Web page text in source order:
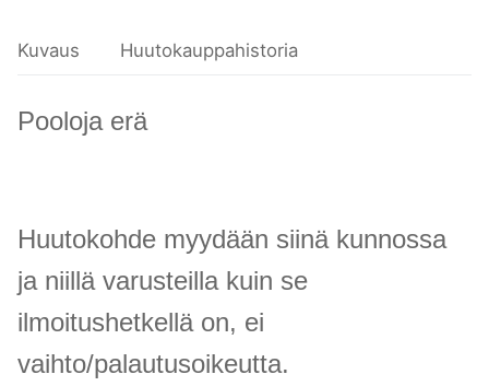
Kuvaus Huutokauppahistoria
Pooloja erä
Huutokohde myydään siinä kunnossa
ja niillä varusteilla kuin se
ilmoitushetkellä on, ei
vaihto/palautusoikeutta.